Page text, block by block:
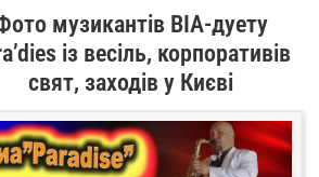
музикантів ВІА-дуету
із весіль, корпоративів
свят, заходів у Києві